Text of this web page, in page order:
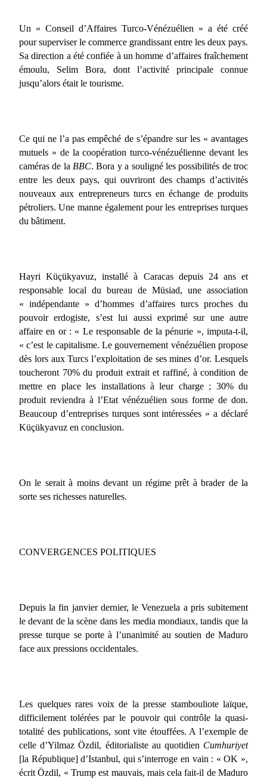
Un « Conseil d’Affaires Turco-Vénézuélien » a été créé
pour superviser le commerce grandissant entre les deux pays.
Sa direction a été confiée à un homme d’affaires fraîchement
émoulu, Selim Bora, dont l’activité principale connue
jusqu’alors était le tourisme.
Ce qui ne l’a pas empêché de s’épandre sur les « avantages
mutuels » de la coopération turco-vénézuélienne devant les
caméras de la BBC. Bora y a souligné les possibilités de troc
entre les deux pays, qui ouvriront des champs d’activités
nouveaux aux entrepreneurs turcs en échange de produits
pétroliers. Une manne également pour les entreprises turques
du bâtiment.
Hayri Küçükyavuz, installé à Caracas depuis 24 ans et
responsable local du bureau de Müsiad, une association
« indépendante » d’hommes d’affaires turcs proches du
pouvoir erdogiste, s’est lui aussi exprimé sur une autre
affaire en or : « Le responsable de la pénurie », imputa-t-il,
« c’est le capitalisme. Le gouvernement vénézuélien propose
dès lors aux Turcs l’exploitation de ses mines d’or. Lesquels
toucheront 70% du produit extrait et raffiné, à condition de
mettre en place les installations à leur charge ; 30% du
produit reviendra à l’Etat vénézuélien sous forme de don.
Beaucoup d’entreprises turques sont intéressées » a déclaré
Küçükyavuz en conclusion.
On le serait à moins devant un régime prêt à brader de la
sorte ses richesses naturelles.
CONVERGENCES POLITIQUES
Depuis la fin janvier dernier, le Venezuela a pris subitement
le devant de la scène dans les media mondiaux, tandis que la
presse turque se porte à l’unanimité au soutien de Maduro
face aux pressions occidentales.
Les quelques rares voix de la presse stambouliote laïque,
difficilement tolérées par le pouvoir qui contrôle la quasi-
totalité des publications, sont vite étouffées. A l’exemple de
celle d’Yilmaz Özdil, éditorialiste au quotidien Cumhuriyet
[la République] d’Istanbul, qui s’interroge en vain : « OK »,
écrit Özdil, « Trump est mauvais, mais cela fait-il de Maduro